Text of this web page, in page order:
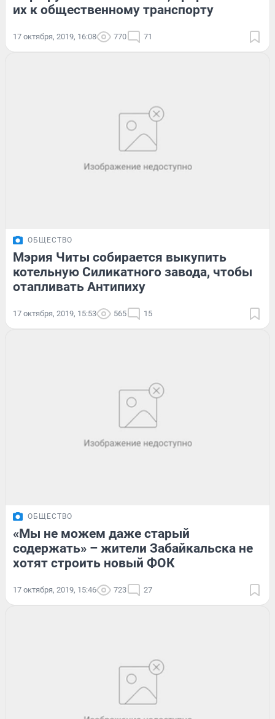
их к общественному транспорту
17 октября, 2019, 16:08 770 71
ОБЩЕСТВО
Мэрия Читы собирается выкупить
котельную Силикатного завода, чтобы
отапливать Антипиху
17 октября, 2019, 15:53 565 15
ОБЩЕСТВО
«Мы не можем даже старый
содержать» – жители Забайкальска не
хотят строить новый ФОК
17 октября, 2019, 15:46 723 27